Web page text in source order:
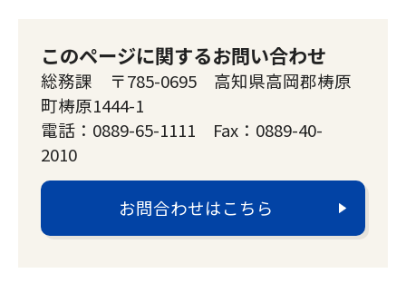
このページに関するお問い合わせ
総務課 〒785-0695 高知県高岡郡梼原
町梼原1444-1
電話：0889-65-1111 Fax：0889-40-
2010
お問合わせはこちら